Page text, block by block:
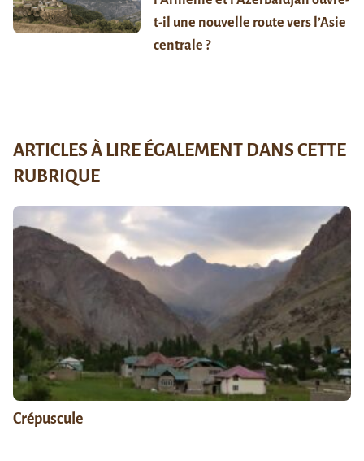
t-il une nouvelle route vers l’Asie
centrale ?
ARTICLES À LIRE ÉGALEMENT DANS CETTE
RUBRIQUE
Crépuscule